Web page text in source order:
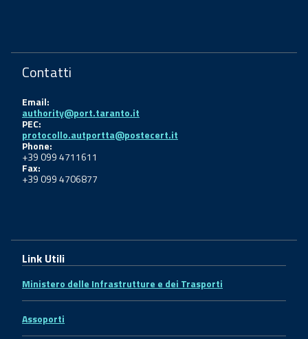
Contatti
Email:
authority@port.taranto.it
PEC:
protocollo.autportta@postecert.it
Phone:
+39 099 4711611
Fax:
+39 099 4706877
Link Utili
Ministero delle Infrastrutture e dei Trasporti
Assoporti